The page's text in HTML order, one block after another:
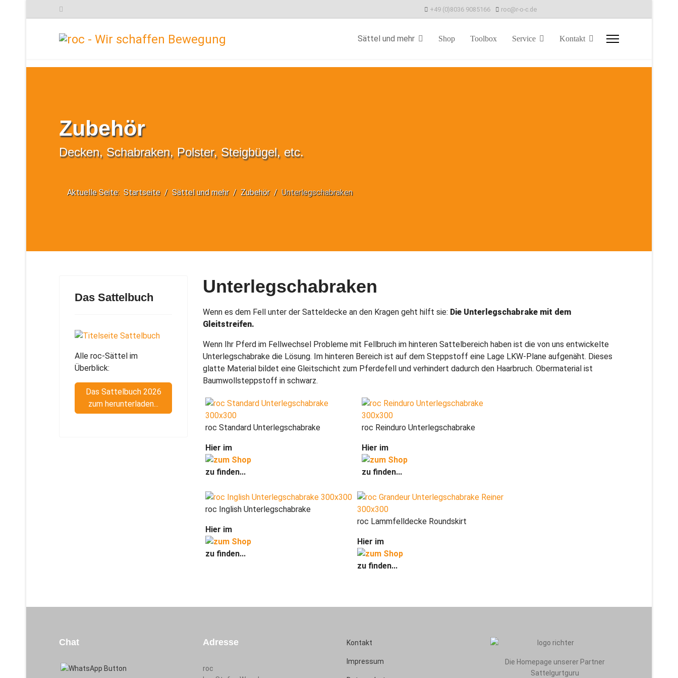
+49 (0)8036 9085166 roc@r-o-c.de
Sättel und mehr Shop Toolbox Service Kontakt
Zubehör
Decken, Schabraken, Polster, Steigbügel, etc.
Aktuelle Seite: Startseite Sättel und mehr Zubehör Unterlegschabraken
Das Sattelbuch
Alle roc-Sättel im
Überblick:
Das Sattelbuch 2026
zum herunterladen...
Unterlegschabraken
Wenn es dem Fell unter der Satteldecke an den Kragen geht hilft sie: Die Unterlegschabrake mit dem
Gleitstreifen.
Wenn Ihr Pferd im Fellwechsel Probleme mit Fellbruch im hinteren Sattelbereich haben ist die von uns entwickelte
Unterlegschabrake die Lösung. Im hinteren Bereich ist auf dem Steppstoff eine Lage LKW-Plane aufgenäht. Dieses
glatte Material bildet eine Gleitschicht zum Pferdefell und verhindert dadurch den Haarbruch. Obermaterial ist
Baumwollsteppstoff in schwarz.
roc Standard Unterlegschabrake
Hier im
zu finden...
roc Reinduro Unterlegschabrake
Hier im
zu finden...
roc Inglish Unterlegschabrake
Hier im
zu finden...
roc Lammfelldecke Roundskirt
Hier im
zu finden...
Chat Adresse
roc
Kontakt
Impressum
Die Homepage unserer Partner
Sattelgurtguru